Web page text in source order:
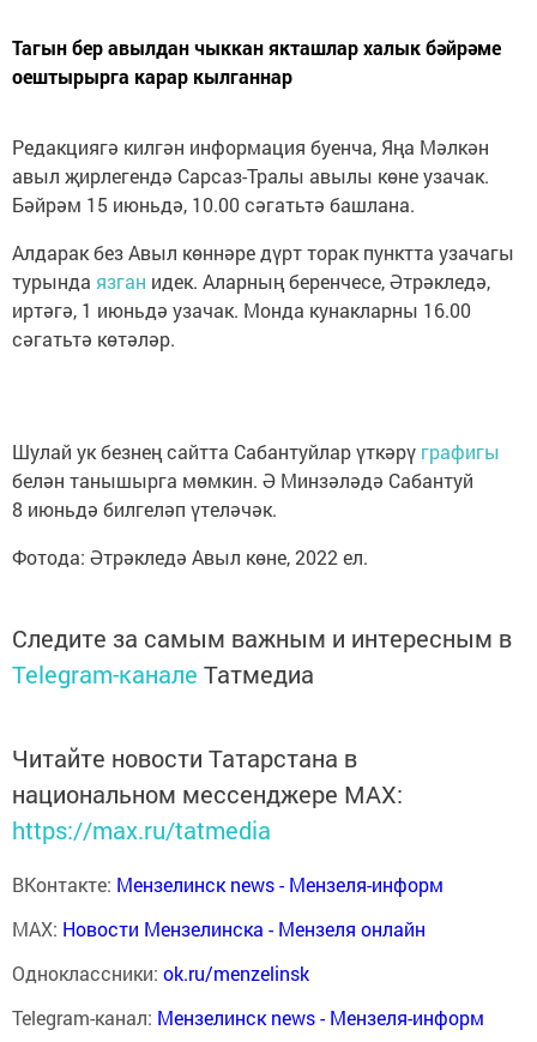
Тагын бер авылдан чыккан якташлар халык бәйрәме
оештырырга карар кылганнар
Редакциягә килгән информация буенча, Яңа Мәлкән
авыл җирлегендә Сарсаз-Тралы авылы көне узачак.
Бәйрәм 15 июньдә, 10.00 сәгатьтә башлана.
Алдарак без Авыл көннәре дүрт торак пунктта узачагы
турында язган идек. Аларның беренчесе, Әтрәкледә,
иртәгә, 1 июньдә узачак. Монда кунакларны 16.00
сәгатьтә көтәләр.
Шулай ук безнең сайтта Сабантуйлар үткәрү графигы
белән танышырга мөмкин. Ә Минзәләдә Сабантуй
8 июньдә билгеләп үтеләчәк.
Фотода: Әтрәкледә Авыл көне, 2022 ел.
Следите за самым важным и интересным в
Telegram-канале Татмедиа
Читайте новости Татарстана в
национальном мессенджере MАХ:
https://max.ru/tatmedia
ВКонтакте: Мензелинск news - Мензеля-информ
MAX: Новости Мензелинска - Мензеля онлайн
Одноклассники: ok.ru/menzelinsk
Telegram-канал: Мензелинск news - Мензеля-информ